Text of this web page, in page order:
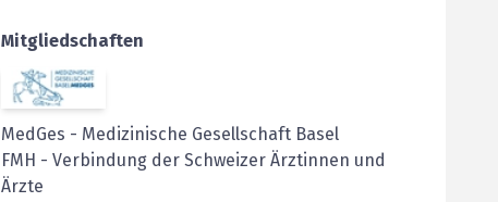
Mitgliedschaften
MedGes - Medizinische Gesellschaft Basel
FMH - Verbindung der Schweizer Ärztinnen und
Ärzte